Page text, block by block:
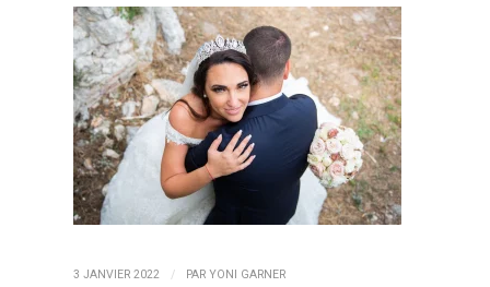
3 JANVIER 2022 / PAR YONI GARNER